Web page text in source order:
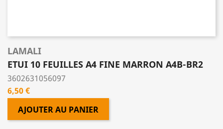
LAMALI
ETUI 10 FEUILLES A4 FINE MARRON A4B-BR2
3602631056097
Prix
6,50 €
AJOUTER AU PANIER